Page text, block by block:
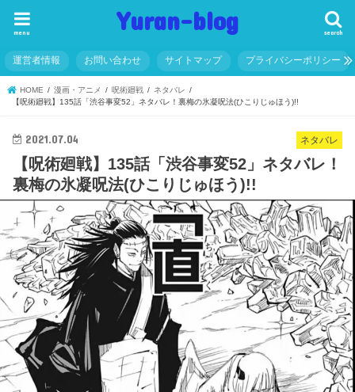
Yuran-blog search
menu
運営者情報 お問い合わせ サイトマップ プライバシーポリシー
HOME 漫画・アニメ 呪術廻戦
ネタバレ
【呪術廻戦】135話「渋谷事変52」ネタバレ！裏梅の氷凝呪法(ひこりじゅほう)!!
ネタバレ
2021.07.04
【呪術廻戦】135話「渋谷事変52」ネタバレ！
裏梅の氷凝呪法(ひこりじゅほう)!!